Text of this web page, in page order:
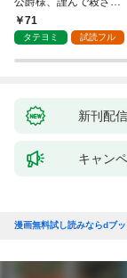
ていただきます！
71
タテヨミ 試読フル
新刊配
キャン
漫画無料試し読みならdブッ